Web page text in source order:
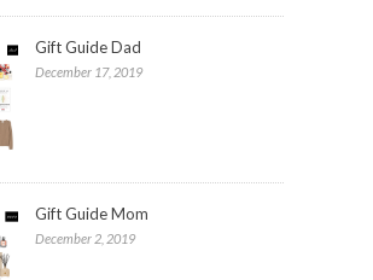
Gift Guide Dad
December 17, 2019
Gift Guide Mom
December 2, 2019